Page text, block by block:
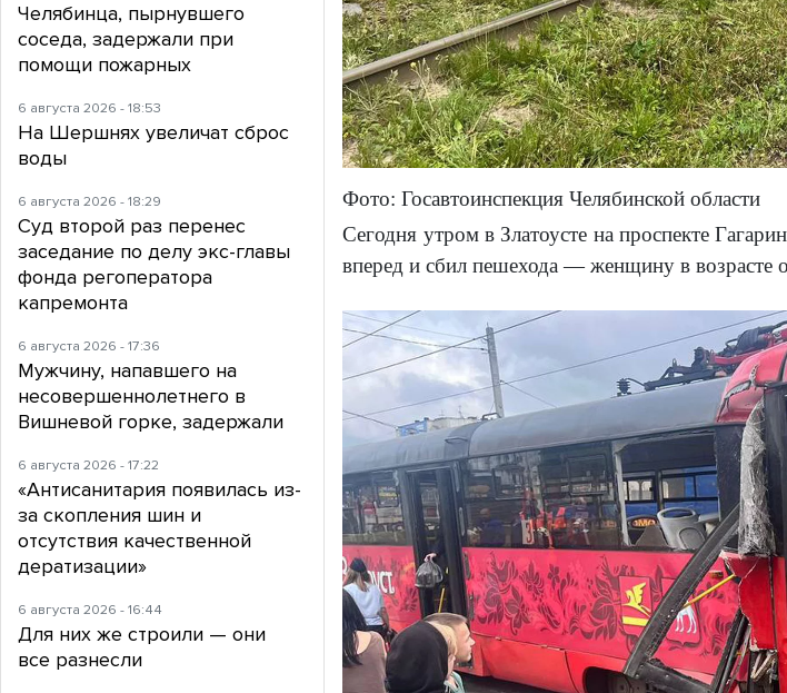
Фото: Госавтоинспекция Челябинской области
Сегодня утром в Златоусте на проспекте
вперед и сбил пешехода — женщину в возрасте
Челябинца, пырнувшего
соседа, задержали при
помощи пожарных
6 августа 2026 - 18:53
На Шершнях увеличат сброс
воды
6 августа 2026 - 18:29
Суд второй раз перенес
заседание по делу экс-главы
фонда регоператора
капремонта
6 августа 2026 - 17:36
Мужчину, напавшего на
несовершеннолетнего в
Вишневой горке, задержали
6 августа 2026 - 17:22
«Антисанитария появилась из-
за скопления шин и
отсутствия качественной
дератизации»
6 августа 2026 - 16:44
Для них же строили — они
все разнесли